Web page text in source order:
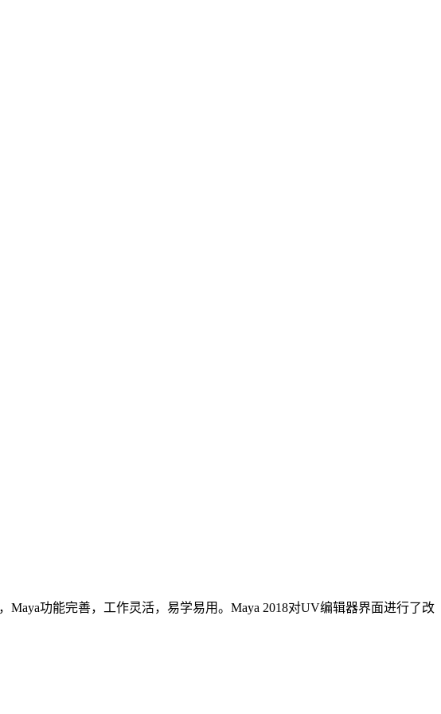
功能完善，工作灵活，易学易用。Maya 2018对UV编辑器界面进行了改